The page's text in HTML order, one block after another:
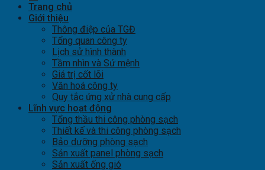
Trang chủ
Giới thiệu
Thông điệp của TGĐ
Tổng quan công ty
Lịch sử hình thành
Tầm nhìn và Sứ mệnh
Giá trị cốt lõi
Văn hoá công ty
Quy tắc ứng xử nhà cung cấp
Lĩnh vực hoạt động
Tổng thầu thi công phòng sạch
Thiết kế và thi công phòng sạch
Bảo dưỡng phòng sạch
Sản xuất panel phòng sạch
Sản xuất ống gió